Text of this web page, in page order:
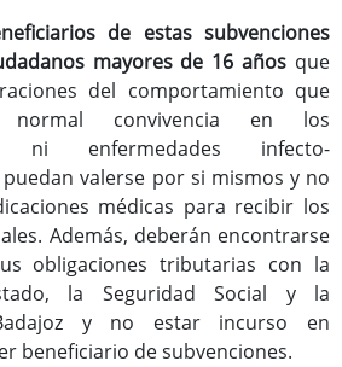
de estas subvenciones
mayores de 16 años que
del comportamiento que
convivencia en los
ni enfermedades infecto-
valerse por si mismos y no
médicas para recibir los
Además, deberán encontrarse
obligaciones tributarias con la
la Seguridad Social y la
y no estar incurso en
beneficiario de subvenciones.